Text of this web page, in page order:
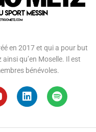
en 2017 et qui a pour but
qu’en Moselle. Il est
bénévoles.